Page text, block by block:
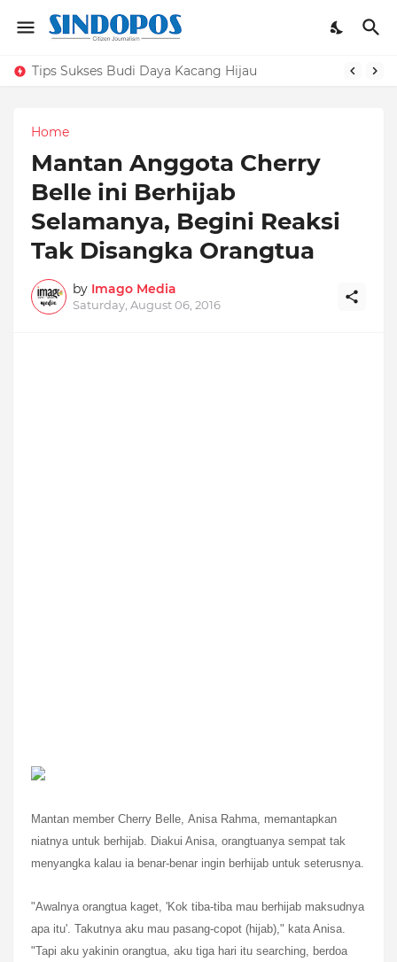
Tips Sukses Budi Daya Kacang Hijau
Home
Mantan Anggota Cherry
Belle ini Berhijab
Selamanya, Begini Reaksi
Tak Disangka Orangtua
by Imago Media
Saturday, August 06, 2016
Mantan member Cherry Belle, Anisa Rahma, memantapkan
niatnya untuk berhijab. Diakui Anisa, orangtuanya sempat tak
menyangka kalau ia benar-benar ingin berhijab untuk seterusnya.
"Awalnya orangtua kaget, 'Kok tiba-tiba mau berhijab maksudnya
apa itu'. Takutnya aku mau pasang-copot (hijab)," kata Anisa.
"Tapi aku yakinin orangtua, aku tiga hari itu searching, berdoa